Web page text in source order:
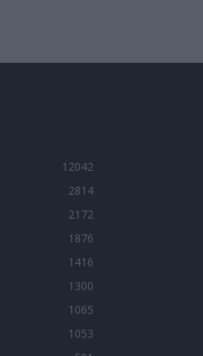
12042
2814
2172
1876
1416
1300
1065
1053